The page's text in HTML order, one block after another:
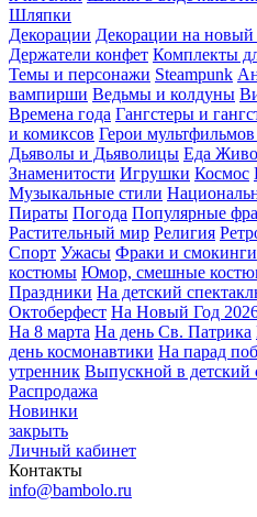
Шляпки
Декорации Декорации на новый
Держатели конфет Комплекты
Темы и персонажи Steampunk
вампирши Ведьмы и колдуны
Времена года Гангстеры и
и комиксов Герои мультфильмов
Дьяволы и Дьяволицы Еда
Знаменитости Игрушки Космос
Музыкальные стили
Пираты Погода Популярные
Растительный мир Религия
Спорт Ужасы Фраки и смокинги
костюмы Юмор, смешные
Праздники На детский
Октоберфест На Новый Год
На 8 марта На день Св. Патрика
день космонавтики На парад
утренник Выпускной в детский
Распродажа
Новинки
закрыть
Личный кабинет
Контакты
info@bambolo.ru